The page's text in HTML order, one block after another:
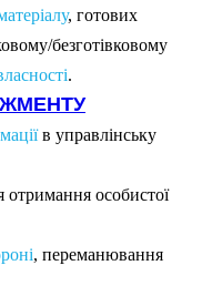
, готових
безготівковому
.
в управлінську
отримання особистої
, переманювання